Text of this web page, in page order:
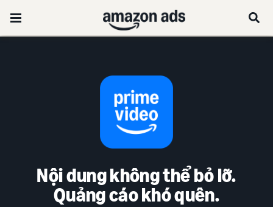
Nội dung không thể bỏ lỡ.
Quảng cáo khó quên.